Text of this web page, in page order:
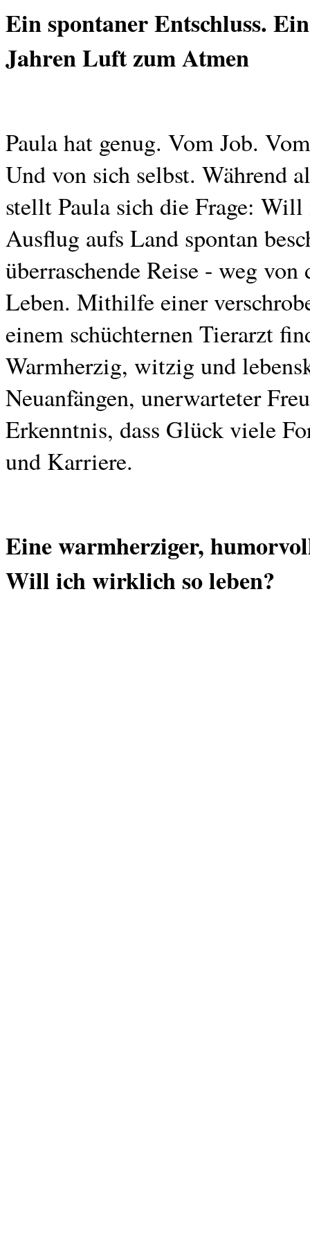
Ein spontaner Entschluss.
Jahren Luft zum Atmen
Paula hat genug. Vom Job.
Und von sich selbst. Während
stellt Paula sich die Frage:
Ausflug aufs Land spontan
überraschende Reise - weg
Leben. Mithilfe einer
einem schüchternen Tierarzt
Warmherzig, witzig und
Neuanfängen, unerwarteter
Erkenntnis, dass Glück viele
und Karriere.
Eine warmherziger,
Will ich wirklich so leben?